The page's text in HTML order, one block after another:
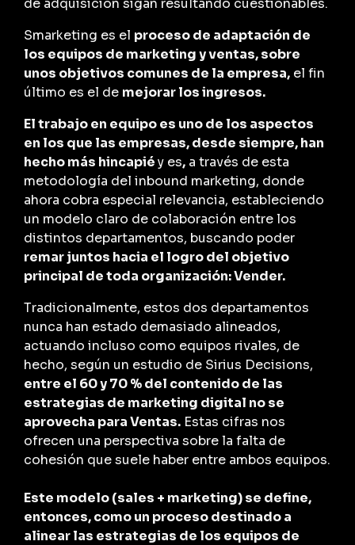
de adquisición sigan resultando cuestionables.
Smarketing es el proceso de adaptación de
los equipos de marketing y ventas, sobre
unos objetivos comunes de la empresa, el fin
último es el de mejorar los ingresos.
El trabajo en equipo es uno de los aspectos
en los que las empresas, desde siempre, han
hecho más hincapiéy es, a través de esta
metodología del inbound marketing, donde
ahora cobra especial relevancia, estableciendo
un modelo claro de colaboración entre los
distintos departamentos, buscando poder
remar juntos hacia el logro del objetivo
principal de toda organización: Vender.
Tradicionalmente, estos dos departamentos
nunca han estado demasiado alineados,
actuando incluso como equipos rivales, de
hecho, según un estudio de Sirius Decisions,
entre el 60 y 70 % del contenido de las
estrategias de marketing digital no se
aprovecha para Ventas. Estas cifras nos
ofrecen una perspectiva sobre la falta de
cohesión que suele haber entre ambos equipos.
Este modelo (sales + marketing) se define,
entonces, como un proceso destinado a
alinear las estrategias de los equipos de